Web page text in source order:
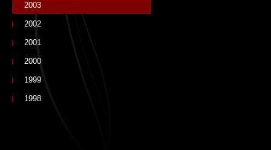
2003
2002
2001
2000
1999
1998